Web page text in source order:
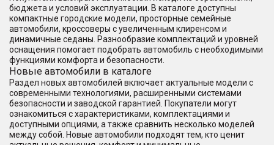
бюджета и условий эксплуатации. В каталоге доступны
компактные городские модели, просторные семейные
автомобили, кроссоверы с увеличенным клиренсом и
динамичные седаны. Разнообразие комплектаций и уровней
оснащения помогает подобрать автомобиль с необходимыми
функциями комфорта и безопасности.
Новые автомобили в каталоге
Раздел новых автомобилей включает актуальные модели с
современными технологиями, расширенными системами
безопасности и заводской гарантией. Покупатели могут
ознакомиться с характеристиками, комплектациями и
доступными опциями, а также сравнить несколько моделей
между собой. Новые автомобили подходят тем, кто ценит